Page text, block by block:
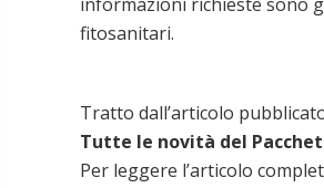
fitosanitari.
Tratto dall’articolo
Tutte le novità del
Per leggere l’articolo